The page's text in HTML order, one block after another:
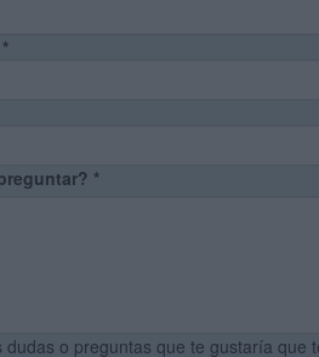
*
*
dudas o preguntas que te gustaría que